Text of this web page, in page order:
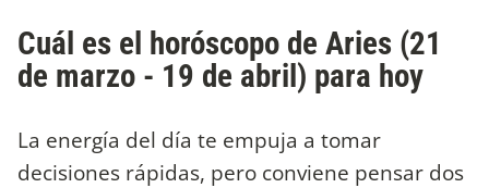
Cuál es el horóscopo de Aries (21
de marzo - 19 de abril) para hoy
La energía del día te empuja a tomar
decisiones rápidas, pero conviene pensar dos